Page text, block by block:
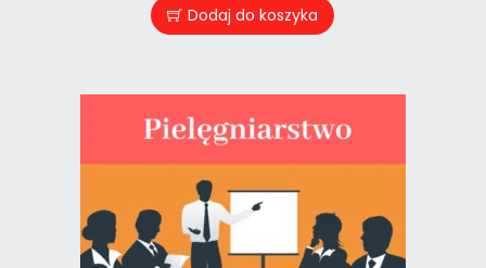
Dodaj do koszyka